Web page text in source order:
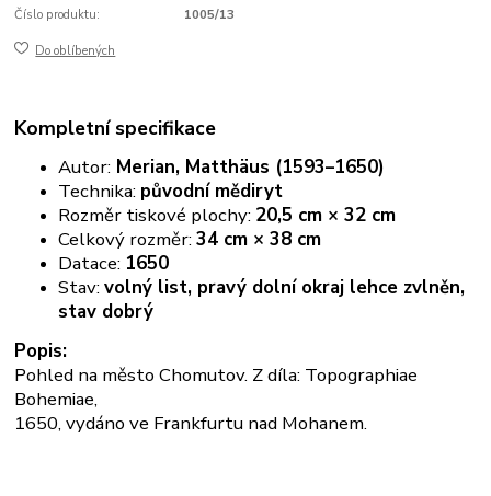
Číslo produktu: 1005/13
Do oblíbených
Kompletní specifikace
Autor: Merian, Matthäus (1593–1650)
Technika: původní mědiryt
Rozměr tiskové plochy: 20,5 cm × 32 cm
Celkový rozměr:34 cm × 38 cm
Datace: 1650
Stav:volný list, pravý dolní okraj lehce zvlněn,
stav dobrý
Popis:
Pohled na město Chomutov. Z díla: Topographiae
Bohemiae,
1650, vydáno ve Frankfurtu nad Mohanem.